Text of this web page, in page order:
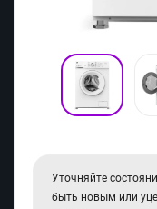
Уточняйте
быть новым или